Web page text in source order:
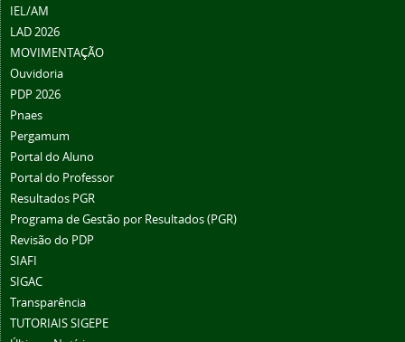
IEL/AM
LAD 2026
MOVIMENTAÇÃO
Ouvidoria
PDP 2026
Pnaes
Pergamum
Portal do Aluno
Portal do Professor
Resultados PGR
Programa de Gestão por Resultados (PGR)
Revisão do PDP
SIAFI
SIGAC
Transparência
TUTORIAIS SIGEPE